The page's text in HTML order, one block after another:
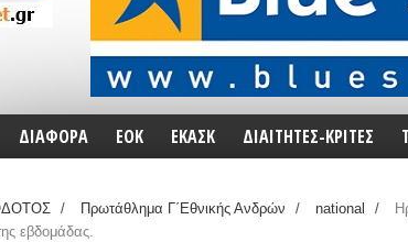
ΔΙΑΦΟΡΑ ΕΟΚ ΕΚΑΣΚ ΔΙΑΙΤΗΤΕΣ-ΚΡΙΤΕΣ
/ Πρωτάθλημα Γ΄Εθνικής Ανδρών / national /
εβδομάδας.